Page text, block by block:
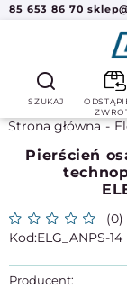
85 653 86 70
SZUKAJ
Strona główna
Pierścień
ELG_ANPS-14
Producent: